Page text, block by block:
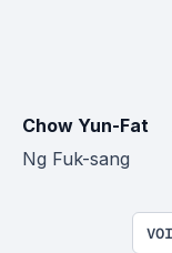
Chow Yun-Fat
Ng Fuk-sang